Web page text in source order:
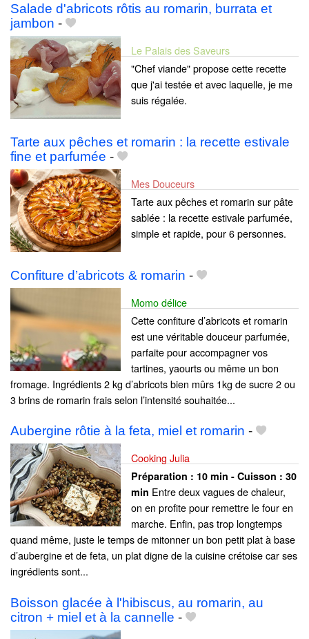
Salade d'abricots rôtis au romarin, burrata et
jambon -
Le Palais des Saveurs
"Chef viande" propose cette recette
que j'ai testée et avec laquelle, je me
suis régalée.
Tarte aux pêches et romarin : la recette estivale
fine et parfumée -
Mes Douceurs
Tarte aux pêches et romarin sur pâte
sablée : la recette estivale parfumée,
simple et rapide, pour 6 personnes.
Confiture d’abricots & romarin -
Momo délice
Cette confiture d’abricots et romarin
est une véritable douceur parfumée,
parfaite pour accompagner vos
tartines, yaourts ou même un bon
fromage. Ingrédients 2 kg d’abricots bien mûrs 1kg de sucre 2 ou
3 brins de romarin frais selon l’intensité souhaitée...
Aubergine rôtie à la feta, miel et romarin -
Cooking Julia
Préparation : 10 min - Cuisson : 30
min Entre deux vagues de chaleur,
on en profite pour remettre le four en
marche. Enfin, pas trop longtemps
quand même, juste le temps de mitonner un bon petit plat à base
d’aubergine et de feta, un plat digne de la cuisine crétoise car ses
ingrédients sont...
Boisson glacée à l'hibiscus, au romarin, au
citron + miel et à la cannelle -